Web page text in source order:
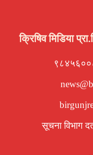
क्रिषिव मिडिया
सूचना विभाग